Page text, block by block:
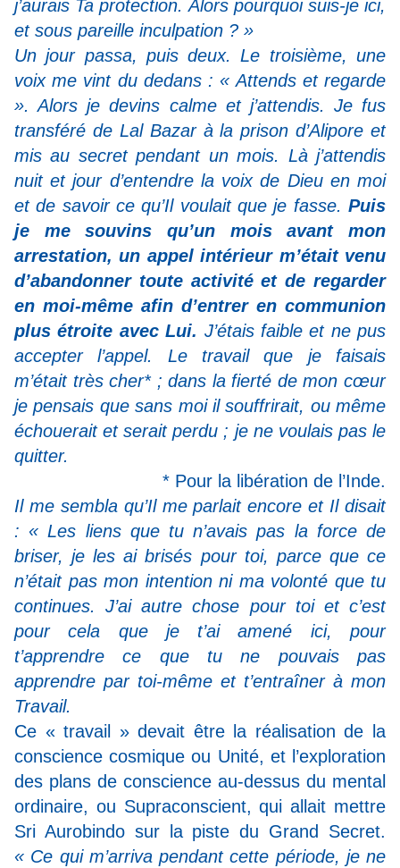
j’aurais Ta protection. Alors pourquoi suis-je ici,
et sous pareille inculpation ? »
Un jour passa, puis deux. Le troisième, une
voix me vint du dedans : « Attends et regarde
». Alors je devins calme et j’attendis. Je fus
transféré de Lal Bazar à la prison d’Alipore et
mis au secret pendant un mois. Là j’attendis
nuit et jour d’entendre la voix de Dieu en moi
et de savoir ce qu’Il voulait que je fasse. Puis
je me souvins qu’un mois avant mon
arrestation, un appel intérieur m’était venu
d’abandonner toute activité et de regarder
en moi-même afin d’entrer en communion
plus étroite avec Lui. J’étais faible et ne pus
accepter l’appel. Le travail que je faisais
m’était très cher* ; dans la fierté de mon cœur
je pensais que sans moi il souffrirait, ou même
échouerait et serait perdu ; je ne voulais pas le
quitter.
* Pour la libération de l’Inde.
Il me sembla qu’Il me parlait encore et Il disait
: « Les liens que tu n’avais pas la force de
briser, je les ai brisés pour toi, parce que ce
n’était pas mon intention ni ma volonté que tu
continues. J’ai autre chose pour toi et c’est
pour cela que je t’ai amené ici, pour
t’apprendre ce que tu ne pouvais pas
apprendre par toi-même et t’entraîner à mon
Travail.
Ce « travail » devait être la réalisation de la
conscience cosmique ou Unité, et l’exploration
des plans de conscience au-dessus du mental
ordinaire, ou Supraconscient, qui allait mettre
Sri Aurobindo sur la piste du Grand Secret.
« Ce qui m’arriva pendant cette période, je ne